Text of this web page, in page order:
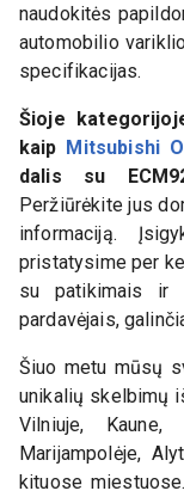
naudokitės
automobilio
specifikacijas.
Šioje
kaip Mitsubishi
dalis su
Peržiūrėkite jus
informaciją.
pristatysime per
su patikimais ir
pardavėjais,
Šiuo metu mūsų
unikalių skelbimų
Vilniuje, Kaune,
Marijampolėje,
kituose